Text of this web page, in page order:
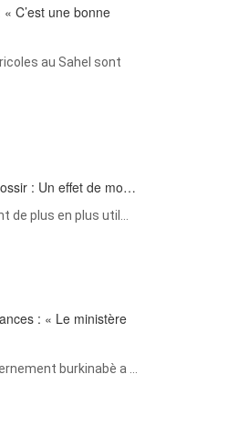
C’est une bonne
au Sahel sont
: Un effet de mo…
de plus en plus util…
: « Le ministère
burkinabè a …